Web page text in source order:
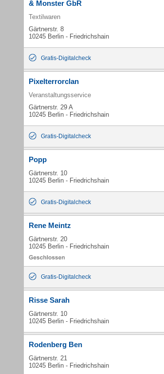
& Monster GbR
Textilwaren
Gärtnerstr. 8
10245 Berlin - Friedrichshain
Gratis-Digitalcheck
Pixelterrorclan
Veranstaltungsservice
Gärtnerstr. 29 A
10245 Berlin - Friedrichshain
Gratis-Digitalcheck
Popp
Gärtnerstr. 10
10245 Berlin - Friedrichshain
Gratis-Digitalcheck
Rene Meintz
Gärtnerstr. 20
10245 Berlin - Friedrichshain
Gratis-Digitalcheck
Risse Sarah
Gärtnerstr. 10
10245 Berlin - Friedrichshain
Rodenberg Ben
Gärtnerstr. 21
10245 Berlin - Friedrichshain